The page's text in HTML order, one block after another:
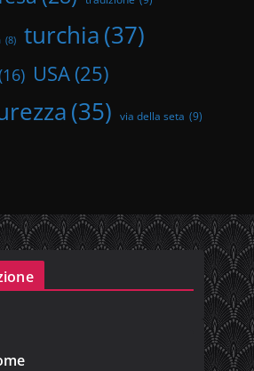
(8) turchia(37)
USA (25)
(35) via della seta (9)